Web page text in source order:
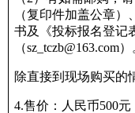
（复印件加盖公章
书及《投标报名登记
（sz_tczb@163.com）
除直接到现场购买的
4.售价：人民币500元